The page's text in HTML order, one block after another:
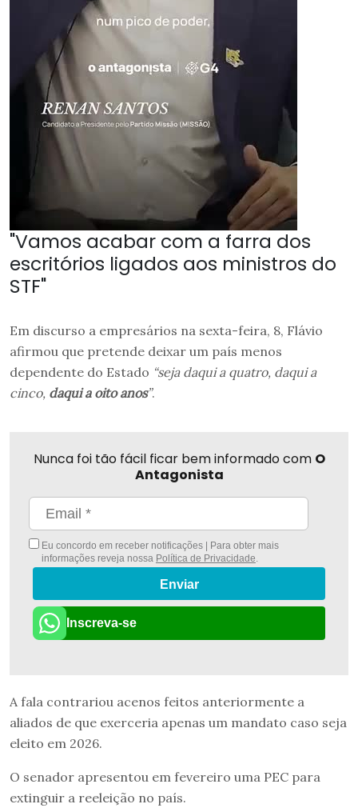
"Vamos acabar com a farra dos
escritórios ligados aos ministros do
STF"
Em discurso a empresários na sexta-feira, 8, Flávio
afirmou que pretende deixar um país menos
dependente do Estado “seja daqui a quatro, daqui a
cinco, daqui a oito anos”.
Nunca foi tão fácil ficar bem informado com O
Antagonista
Eu concordo em receber notificações | Para obter mais
informações reveja nossa Política de Privacidade.
Enviar
Inscreva-se
A fala contrariou acenos feitos anteriormente a
aliados de que exerceria apenas um mandato caso seja
eleito em 2026.
O senador apresentou em fevereiro uma PEC para
extinguir a reeleição no país.